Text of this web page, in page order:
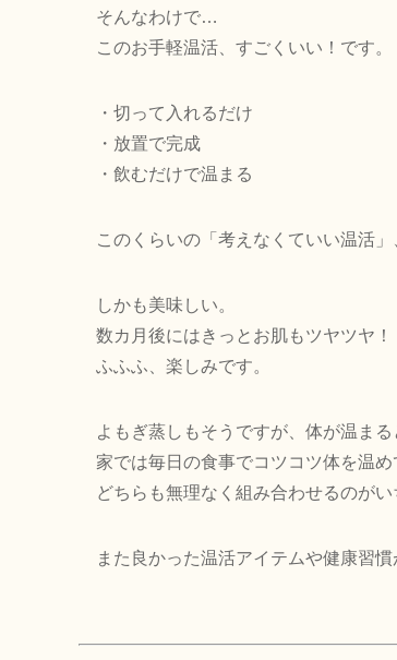
そんなわけで…
このお手軽温活、すごくいい！です。
・切って入れるだけ
・放置で完成
・飲むだけで温まる
このくらいの「考えなくていい温活」
しかも美味しい。
数カ月後にはきっとお肌もツヤツヤ！
ふふふ、楽しみです。
よもぎ蒸しもそうですが、体が温ま
家では毎日の食事でコツコツ体を温
どちらも無理なく組み合わせるのがい
また良かった温活アイテムや健康習